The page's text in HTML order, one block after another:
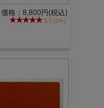
価格：8,800円(税込)
5.0 (1件)